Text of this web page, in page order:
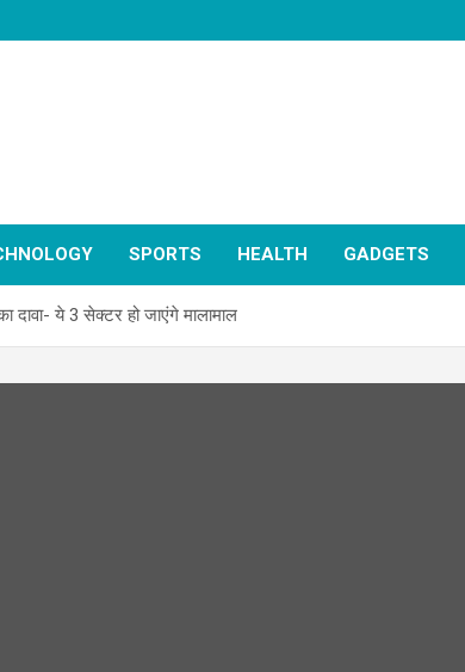
SPORTS HEALTH GADGETS
दावा- ये 3 सेक्टर हो जाएंगे मालामाल